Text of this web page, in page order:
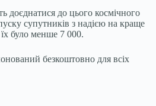
доєднатися до цього космічного
супутників з надією на краще
було менше 7 000.
безкоштовно для всіх